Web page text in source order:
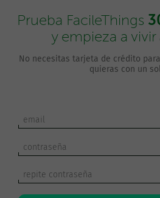
Prueba FacileThings
y empieza a
No necesitas tarjeta de crédito
quieras con un